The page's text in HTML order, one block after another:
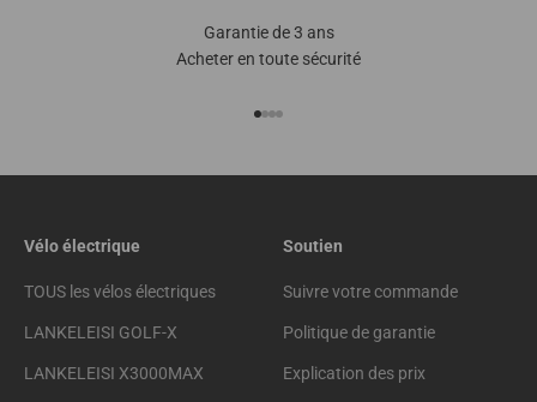
Garantie de 3 ans
Acheter en toute sécurité
Vélo électrique
TOUS les vélos électriques
LANKELEISI GOLF-X
LANKELEISI X3000MAX
Soutien
Suivre votre commande
Politique de garantie
Explication des prix